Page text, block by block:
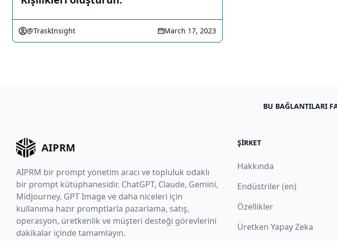
@TraskInsight March 17, 2023
BU BAĞLANTILARI
AIPRM
AIPRM bir prompt yönetim aracı ve topluluk odaklı
bir prompt kütüphanesidir. ChatGPT, Claude, Gemini,
Midjourney, GPT Image ve daha niceleri için
kullanıma hazır promptlarla pazarlama, satış,
operasyon, üretkenlik ve müşteri desteği görevlerini
dakikalar içinde tamamlayın.
ŞIRKET
Hakkında
Endüstriler (en)
Özellikler
Üretken Yapay Zeka